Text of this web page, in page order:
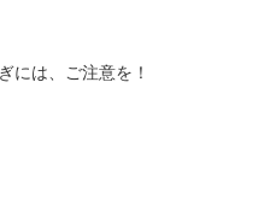
には、ご注意を！